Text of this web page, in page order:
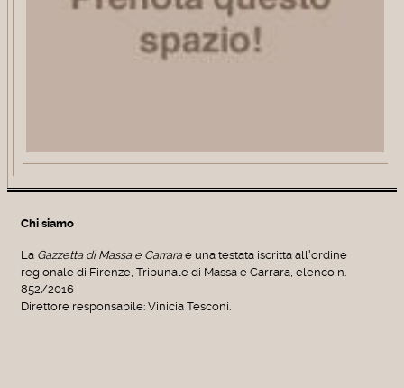
Chi siamo
La Gazzetta di Massa e Carraraè una testata iscritta all'ordine
regionale di Firenze, Tribunale di Massa e Carrara, elenco n.
852/2016
Direttore responsabile: Vinicia Tesconi.